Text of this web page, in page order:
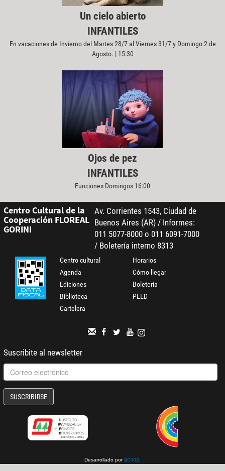
Un cielo abierto
INFANTILES
En vacaciones de Invierno del Martes 28/7 al Viernes 31/7 y Domingo 2 de
Agosto. | 15:30
Ojos de pez
INFANTILES
Funciones Domingos 16:00
Centro Cultural de la
Cooperación FLOREAL
GORINI
Av. Corrientes 1543, Ciudad de
Buenos Aires (AR) / Informes:
011 5077-8000 o 011 6091-7000
/ Boletería interno 8313
Centro cultural
Agenda
Ediciones
Biblioteca
Cartelera
Horarios
Cómo llegar
Boletería
PLED
Suscribite al newsletter
SUSCRIBIRSE
Desarrollado por gcoop